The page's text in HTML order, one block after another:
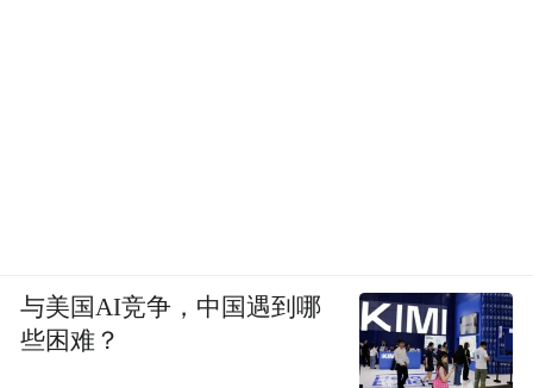
与美国AI竞争，中国遇到哪
些困难？